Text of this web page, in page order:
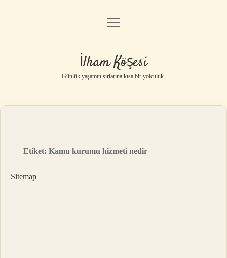
Anasayfa
Yasal Uyarı
menüyü
İlham Köşesi
Günlük yaşamın sırlarına kısa bir yolculuk.
Etiket:Kamu kurumu hizmeti nedir
Sitemap